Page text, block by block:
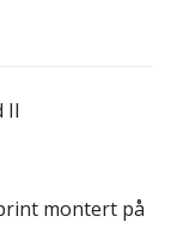
II
montert på